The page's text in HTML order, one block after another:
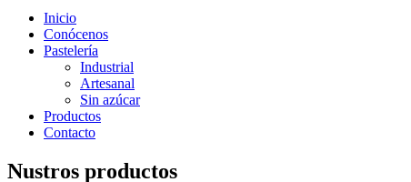
Inicio
Conócenos
Pastelería
Industrial
Artesanal
Sin azúcar
Productos
Contacto
Nustros productos